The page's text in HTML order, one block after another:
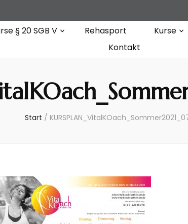
§ 20 SGB V Rehasport Kurse
Kontakt
Start /